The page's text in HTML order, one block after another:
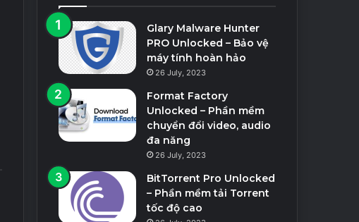
Glary Malware Hunter
PRO Unlocked – Bảo vệ
máy tính hoàn hảo
26 July, 2023
Format Factory
Unlocked – Phần mềm
chuyển đổi video, audio
đa năng
26 July, 2023
BitTorrent Pro Unlocked
– Phần mềm tải Torrent
tốc độ cao